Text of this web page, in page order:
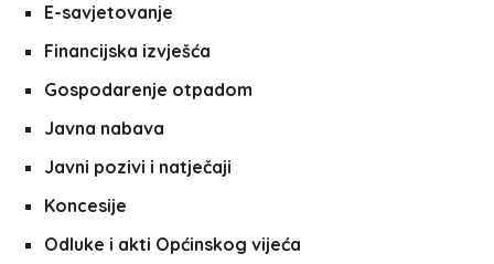
E-savjetovanje
Financijska izvješća
Gospodarenje otpadom
Javna nabava
Javni pozivi i natječaji
Koncesije
Odluke i akti Općinskog vijeća